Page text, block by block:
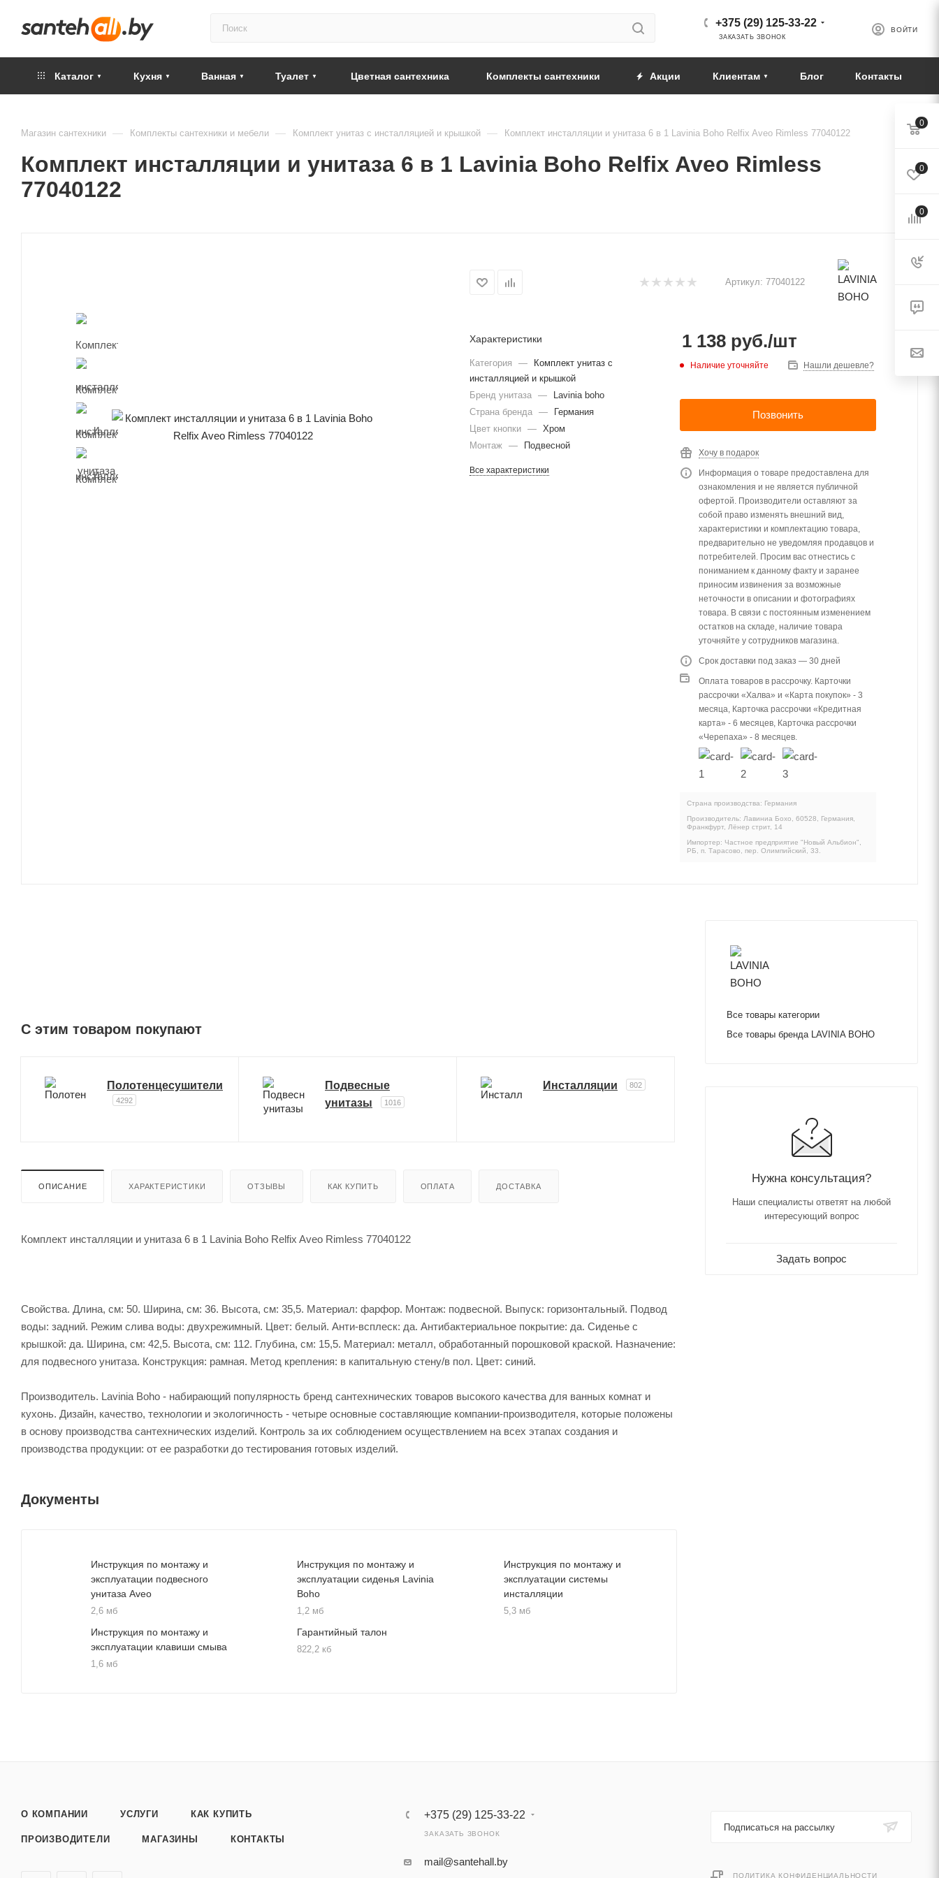
ВОЙТИ
+375 (29) 125-33-22
ЗАКАЗАТЬ ЗВОНОК
Каталог Кухня Ванная Туалет Цветная сантехника Комплекты сантехники Акции Клиентам Блог Контакты
Магазин сантехники — Комплекты сантехники и мебели — Комплект унитаз с инсталляцией и крышкой — Комплект инсталляции и унитаза 6 в 1 Lavinia Boho Relfix Aveo Rimless 77040122
Комплект инсталляции и унитаза 6 в 1 Lavinia Boho Relfix Aveo Rimless
77040122
Артикул: 77040122
Характеристики
Категория —
Комплект унитаз с
инсталляцией и крышкой
Бренд унитаза —
Lavinia boho
Страна бренда —
Германия
Цвет кнопки — Хром
Монтаж — Подвесной
Все характеристики
1 138 руб./шт
Наличие уточняйте Нашли дешевле?
Позвонить
Хочу в подарок
Информация о товаре предоставлена для
ознакомления и не является публичной
офертой. Производители оставляют за
собой право изменять внешний вид,
характеристики и комплектацию товара,
предварительно не уведомляя продавцов и
потребителей. Просим вас отнестись с
пониманием к данному факту и заранее
приносим извинения за возможные
неточности в описании и фотографиях
товара. В связи с постоянным изменением
остатков на складе, наличие товара
уточняйте у сотрудников магазина.
Срок доставки под заказ — 30 дней
Оплата товаров в рассрочку. Карточки
рассрочки «Халва» и «Карта покупок» - 3
месяца, Карточка рассрочки «Кредитная
карта» - 6 месяцев, Карточка рассрочки
«Черепаха» - 8 месяцев.
Страна производства: Германия
Производитель: Лавиниа Бохо, 60528, Германия,
Франкфурт, Лёнер стрит, 14
Импортер: Частное предприятие "Новый Альбион",
РБ, п. Тарасово, пер. Олимпийский, 33.
C этим товаром покупают
Полотенцесушители
4292
Подвесные
унитазы
1016
Инсталляции 802
ОПИСАНИЕ ХАРАКТЕРИСТИКИ ОТЗЫВЫ КАК КУПИТЬ ОПЛАТА ДОСТАВКА
Комплект инсталляции и унитаза 6 в 1 Lavinia Boho Relfix Aveo Rimless 77040122
Свойства. Длина, см: 50. Ширина, см: 36. Высота, см: 35,5. Материал: фарфор. Монтаж: подвесной. Выпуск: горизонтальный. Подвод
воды: задний. Режим слива воды: двухрежимный. Цвет: белый. Анти-всплеск: да. Антибактериальное покрытие: да. Сиденье c
крышкой: да. Ширина, см: 42,5. Высота, см: 112. Глубина, см: 15,5. Материал: металл, обработанный порошковой краской. Назначение:
для подвесного унитаза. Конструкция: рамная. Метод крепления: в капитальную стену/в пол. Цвет: синий.
Производитель. Lavinia Boho - набирающий популярность бренд сантехнических товаров высокого качества для ванных комнат и
кухонь. Дизайн, качество, технологии и экологичность - четыре основные составляющие компании-производителя, которые положены
в основу производства сантехнических изделий. Контроль за их соблюдением осуществлением на всех этапах создания и
производства продукции: от ее разработки до тестирования готовых изделий.
Документы
Инструкция по монтажу и
эксплуатации подвесного
унитаза Aveo
2,6 мб
Инструкция по монтажу и
эксплуатации сиденья Lavinia
Boho
1,2 мб
Инструкция по монтажу и
эксплуатации системы
инсталляции
5,3 мб
Инструкция по монтажу и
эксплуатации клавиши смыва
1,6 мб
Гарантийный талон
822,2 кб
Все товары категории
Все товары бренда LAVINIA BOHO
Нужна консультация?
Наши специалисты ответят на любой
интересующий вопрос
Задать вопрос
О КОМПАНИИ УСЛУГИ КАК КУПИТЬ
ПРОИЗВОДИТЕЛИ МАГАЗИНЫ КОНТАКТЫ
+375 (29) 125-33-22
ЗАКАЗАТЬ ЗВОНОК
mail@santehall.by
Подписаться на рассылку
ПОЛИТИКА КОНФИДЕНЦИАЛЬНОСТИ
0
0
0